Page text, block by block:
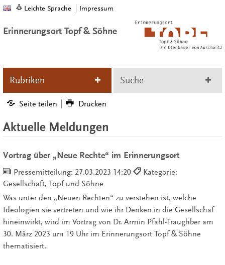
Leichte Sprache Impressum
Erinnerungsort Topf & Söhne
Rubriken Suche
Seite teilen Drucken
Aktuelle Meldungen
Vortrag über „Neue Rechte“ im Erinnerungsort
Pressemitteilung: 27.03.2023 14:20
Kategorie:
Gesellschaft, Topf und Söhne
Was unter den „Neuen Rechten“ zu verstehen ist, welche
Ideologien sie vertreten und wie ihr Denken in die Gesellschaf
hineinwirkt, wird im Vortrag von Dr. Armin Pfahl-Traughber am
30. März 2023 um 19 Uhr im Erinnerungsort Topf & Söhne
thematisiert.